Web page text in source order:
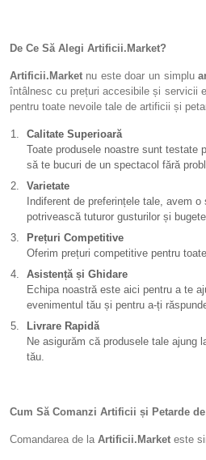
De Ce Să Alegi Artificii.Market?
Artificii.Marketnu este doar un simplu
întâlnesc cu prețuri accesibile și servicii
pentru toate nevoile tale de artificii și
Calitate Superioară
Toate produsele noastre sunt testate
să te bucuri de un spectacol fără
Varietate
Indiferent de preferințele tale, avem
potrivească tuturor gusturilor și
Prețuri Competitive
Oferim prețuri competitive pentru
Asistență și Ghidare
Echipa noastră este aici pentru a te
evenimentul tău și pentru a-ți
Livrare Rapidă
Ne asigurăm că produsele tale ajung
tău.
Cum Să Comanzi Artificii și Petarde
Comandarea de la Artificii.Marketeste